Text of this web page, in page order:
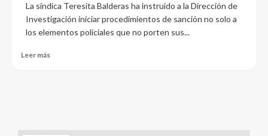
La síndica Teresita Balderas ha instruido a la Dirección de
Investigación iniciar procedimientos de sanción no solo a
los elementos policiales que no porten sus...
Leer más